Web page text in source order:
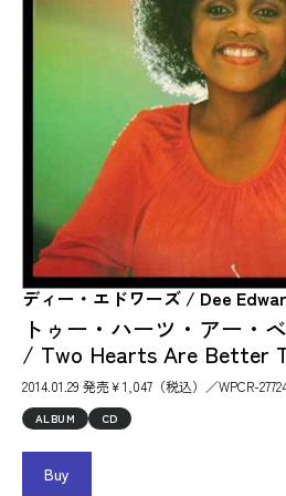
ディー・エドワーズ / Dee
トゥー・ハーツ・アー・
/ Two Hearts Are Better
2014.01.29 発売￥1,047（税込）／WPCR-
ALBUM CD
Buy